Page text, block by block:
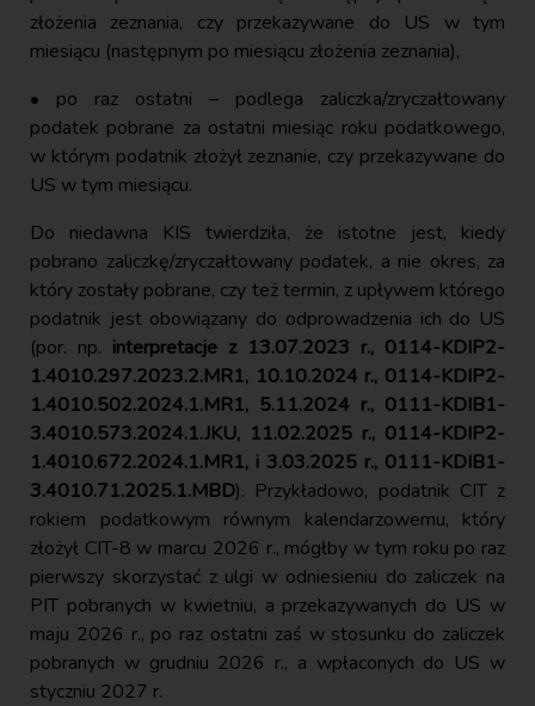
złożenia zeznania, czy przekazywane do US w tym
miesiącu (następnym po miesiącu złożenia zeznania),
• po raz ostatni – podlega zaliczka/zryczałtowany
podatek pobrane za ostatni miesiąc roku podatkowego,
w którym podatnik złożył zeznanie, czy przekazywane do
US w tym miesiącu.
Do niedawna KIS twierdziła, że istotne jest, kiedy
pobrano zaliczkę/zryczałtowany podatek, a nie okres, za
który zostały pobrane, czy też termin, z upływem którego
podatnik jest obowiązany do odprowadzenia ich do US
(por. np. interpretacje z 13.07.2023 r., 0114-KDIP2-
1.4010.297.2023.2.MR1, 10.10.2024 r., 0114-KDIP2-
1.4010.502.2024.1.MR1, 5.11.2024 r., 0111-KDIB1-
3.4010.573.2024.1.JKU, 11.02.2025 r., 0114-KDIP2-
1.4010.672.2024.1.MR1, i 3.03.2025 r., 0111-KDIB1-
3.4010.71.2025.1.MBD). Przykładowo, podatnik CIT z
rokiem podatkowym równym kalendarzowemu, który
złożył CIT-8 w marcu 2026 r., mógłby w tym roku po raz
pierwszy skorzystać z ulgi w odniesieniu do zaliczek na
PIT pobranych w kwietniu, a przekazywanych do US w
maju 2026 r., po raz ostatni zaś w stosunku do zaliczek
pobranych w grudniu 2026 r., a wpłaconych do US w
styczniu 2027 r.